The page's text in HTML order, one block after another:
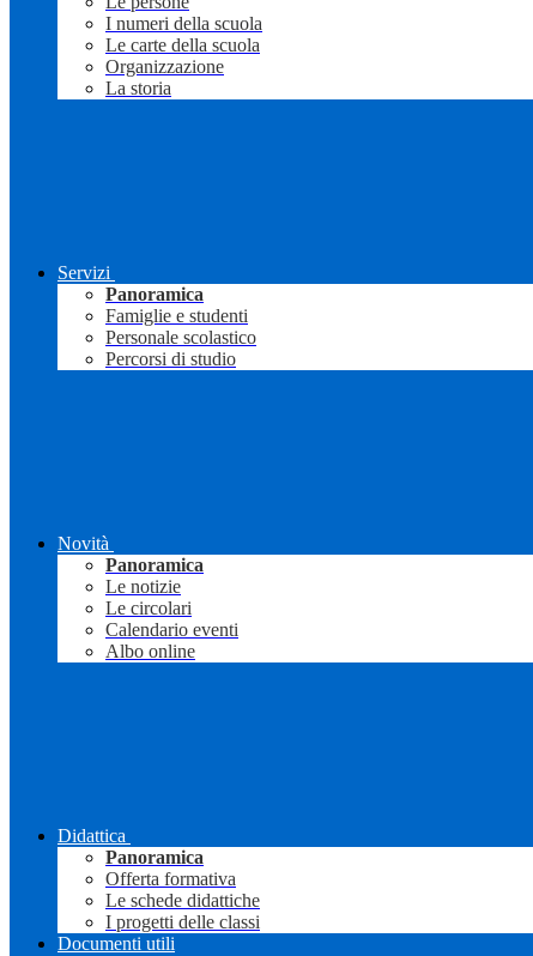
I numeri della scuola
Le carte della scuola
Organizzazione
La storia
Servizi
Panoramica
Famiglie e studenti
Personale scolastico
Percorsi di studio
Novità
Panoramica
Le notizie
Le circolari
Calendario eventi
Albo online
Didattica
Panoramica
Offerta formativa
Le schede didattiche
I progetti delle classi
Documenti utili